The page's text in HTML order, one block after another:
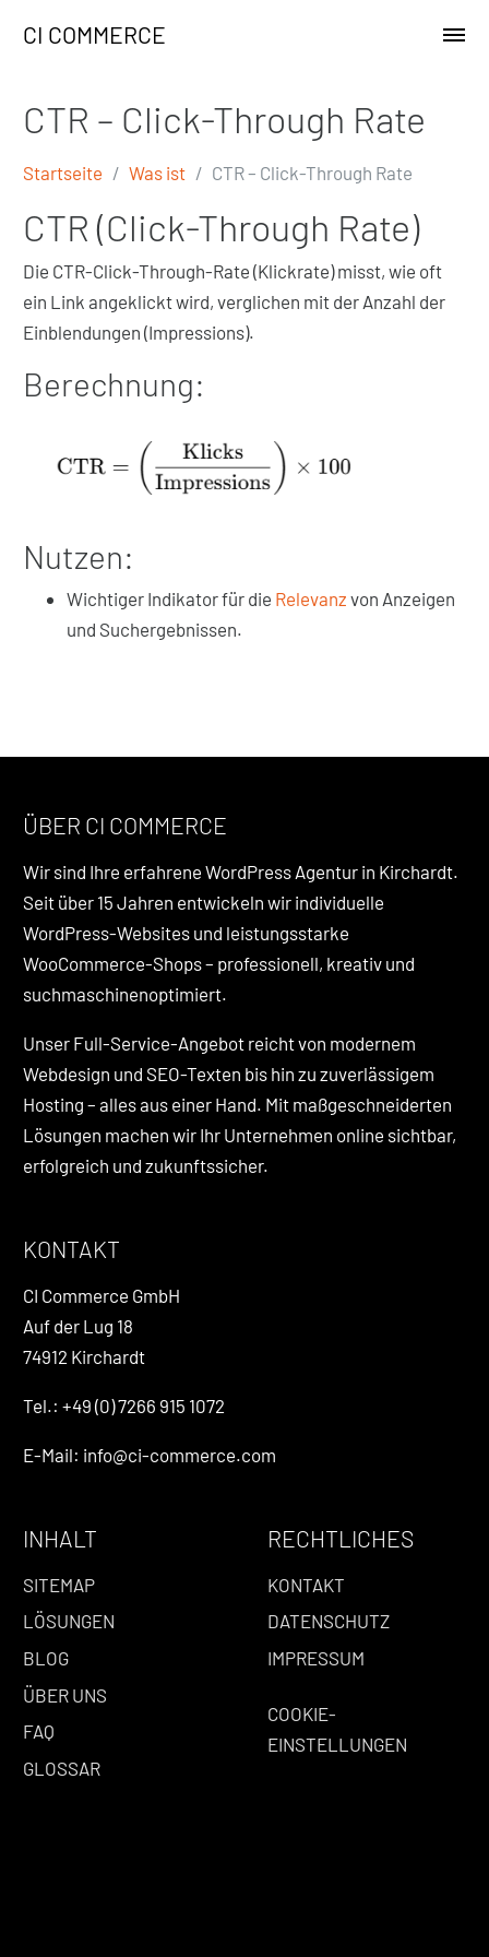
CI COMMERCE
CTR – Click-Through Rate
Startseite Was ist CTR – Click-Through Rate
CTR (Click-Through Rate)
Die CTR-Click-Through-Rate (Klickrate) misst, wie oft
ein Link angeklickt wird, verglichen mit der Anzahl der
Einblendungen (Impressions).
Berechnung:
Nutzen:
Wichtiger Indikator für die Relevanzvon Anzeigen
und Suchergebnissen.
ÜBER CI COMMERCE
Wir sind Ihre erfahrene WordPress Agentur in Kirchardt.
Seit über 15 Jahren entwickeln wir individuelle
WordPress-Websites und leistungsstarke
WooCommerce-Shops – professionell, kreativ und
suchmaschinenoptimiert.
Unser Full-Service-Angebot reicht von modernem
Webdesign und SEO-Texten bis hin zu zuverlässigem
Hosting – alles aus einer Hand. Mit maßgeschneiderten
Lösungen machen wir Ihr Unternehmen online sichtbar,
erfolgreich und zukunftssicher.
KONTAKT
CI Commerce GmbH
Auf der Lug 18
74912 Kirchardt
Tel.: +49 (0) 7266 915 1072
E-Mail: info@ci-commerce.com
INHALT
SITEMAP
LÖSUNGEN
BLOG
ÜBER UNS
FAQ
GLOSSAR
RECHTLICHES
KONTAKT
DATENSCHUTZ
IMPRESSUM
COOKIE-
EINSTELLUNGEN